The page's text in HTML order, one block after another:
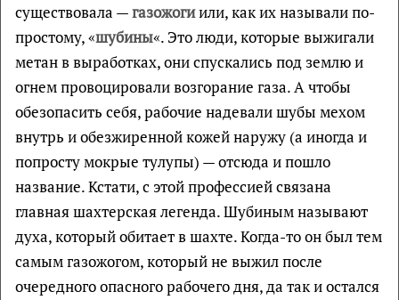
существовала —газожогиили, как их называли по-
простому, «шубины«. Это люди, которые выжигали
метан в выработках, они спускались под землю и
огнем провоцировали возгорание газа. А чтобы
обезопасить себя, рабочие надевали шубы мехом
внутрь и обезжиренной кожей наружу (а иногда и
попросту мокрые тулупы) — отсюда и пошло
название. Кстати, с этой профессией связана
главная шахтерская легенда. Шубиным называют
духа, который обитает в шахте. Когда-то он был тем
самым газожогом, который не выжил после
очередного опасного рабочего дня, да так и остался